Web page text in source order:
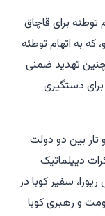
برای قاچاق
به اتهام توطئه
تهدید ضمنی
دستگیری
تار بین دو دولت
دیپلماتیک
سفیر کوبا در
و رهبری کوبا